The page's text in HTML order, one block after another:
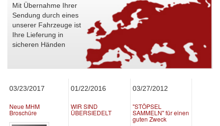
Mit Übernahme Ihrer
Sendung durch eines
unserer Fahrzeuge ist
Ihre Lieferung in
sicheren Händen
03/23/2017
Neue MHM
Broschüre
01/22/2016
WIR SIND
ÜBERSIEDELT
03/27/2012
"STÖPSEL
SAMMELN" für einen
guten Zweck